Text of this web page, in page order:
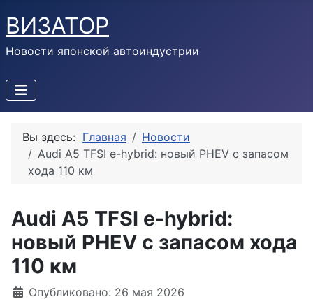
ВИЗАТОР
Новости японской автоиндустрии
Вы здесь: Главная
Новости
Audi A5 TFSI e-hybrid: новый PHEV с запасом
хода 110 км
Audi A5 TFSI e-hybrid:
новый PHEV с запасом хода
110 км
Информация о материале
Опубликовано: 26 мая 2026